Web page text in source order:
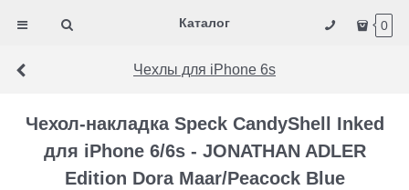
Каталог 0
Чехлы для iPhone 6s
Чехол-накладка Speck CandyShell Inked
для iPhone 6/6s - JONATHAN ADLER
Edition Dora Maar/Peacock Blue